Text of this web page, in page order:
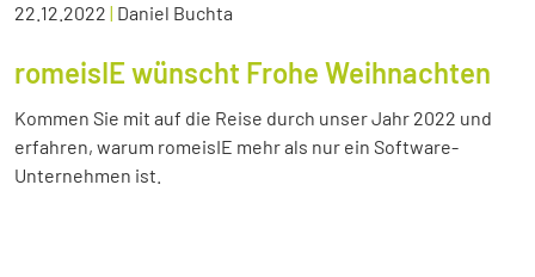
22.12.2022 | Daniel Buchta
romeisIE wünscht Frohe Weihnachten
Kommen Sie mit auf die Reise durch unser Jahr 2022 und
erfahren, warum romeisIE mehr als nur ein Software-
Unternehmen ist.